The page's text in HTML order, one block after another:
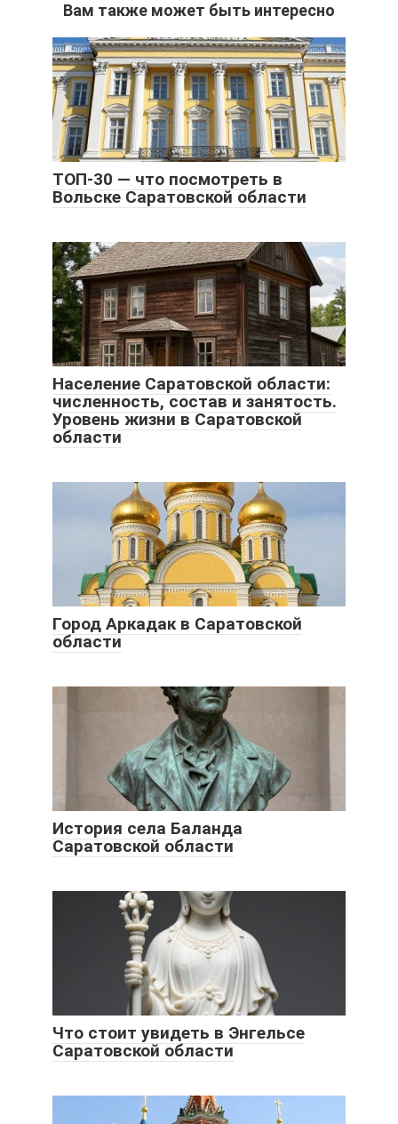
Вам также может быть интересно
ТОП-30 — что посмотреть в
Вольске Саратовской области
Население Саратовской области:
численность, состав и занятость.
Уровень жизни в Саратовской
области
Город Аркадак в Саратовской
области
История села Баланда
Саратовской области
Что стоит увидеть в Энгельсе
Саратовской области